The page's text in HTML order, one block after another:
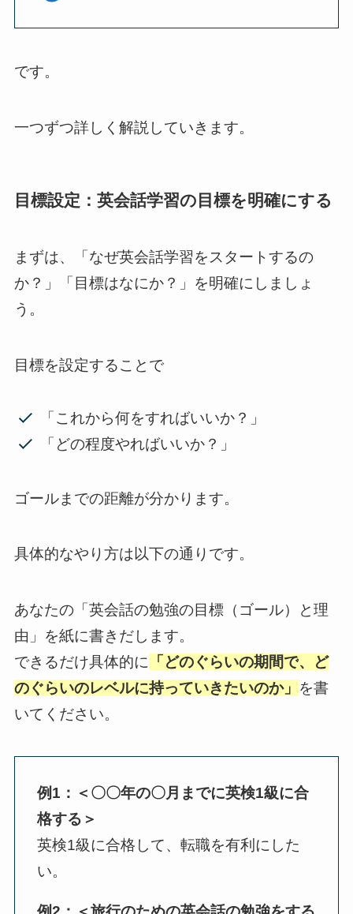
です。
一つずつ詳しく解説していきます。
目標設定：英会話学習の目標を明確にする
まずは、「なぜ英会話学習をスタートするの
か？」「目標はなにか？」を明確にしましょ
う。
目標を設定することで
「これから何をすればいいか？」
「どの程度やればいいか？」
ゴールまでの距離が分かります。
具体的なやり方は以下の通りです。
あなたの「英会話の勉強の目標（ゴール）と理
由」を紙に書きだします。
できるだけ具体的に 「どのぐらいの期間で、ど
のぐらいのレベルに持っていきたいのか」 を書
いてください。
例1：＜〇〇年の〇月までに英検1級に合
格する＞
英検1級に合格して、転職を有利にした
い。